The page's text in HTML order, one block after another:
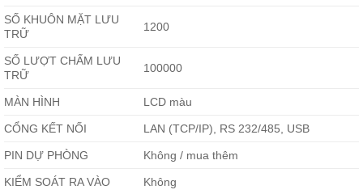
SỐ KHUÔN MẶT LƯU
TRỮ
1200
SỐ LƯỢT CHẤM LƯU
TRỮ
100000
MÀN HÌNH LCD màu
CỔNG KẾT NỐI LAN (TCP/IP), RS 232/485, USB
PIN DỰ PHÒNG Không / mua thêm
KIỂM SOÁT RA VÀO Không